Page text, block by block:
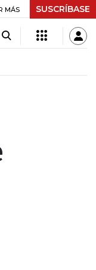
+$ 0,05 +0,01%
MÁS SUSCRÍBASE